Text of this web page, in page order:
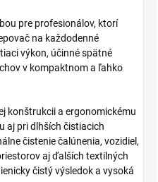
pre profesionálov, ktorí
na každodenné
výkon, účinné spätné
v kompaktnom a ľahko
konštrukcii a ergonomickému
aj pri dlhších čistiacich
čistenie čalúnenia, vozidiel,
aj ďalších textilných
čistý výsledok a vysoká